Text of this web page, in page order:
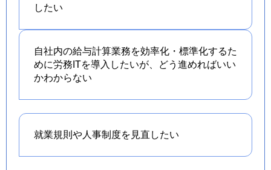
したい
自社内の給与計算業務を効率化・標準化するた
めに労務ITを導入したいが、どう進めればいい
かわからない
就業規則や人事制度を 見直したい